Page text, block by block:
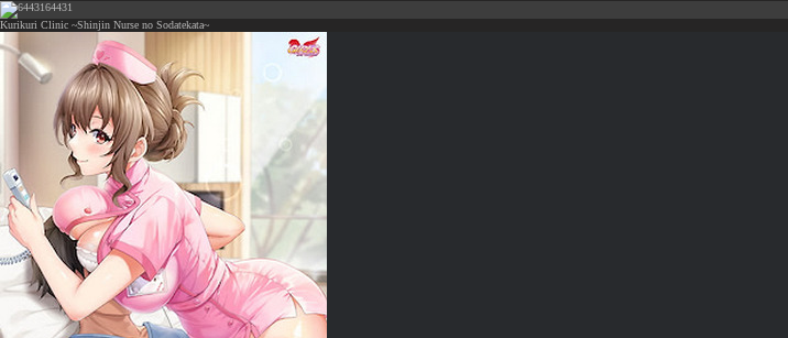
64431
Kurikuri Clinic ~Shinjin Nurse no Sodatekata~